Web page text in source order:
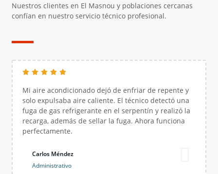
Nuestros clientes en El Masnou y poblaciones cercanas
confían en nuestro servicio técnico profesional.
Mi aire acondicionado dejó de enfriar de repente y
solo expulsaba aire caliente. El técnico detectó una
fuga de gas refrigerante en el serpentín y realizó la
recarga, además de sellar la fuga. Ahora funciona
perfectamente.
Carlos Méndez
Administrativo